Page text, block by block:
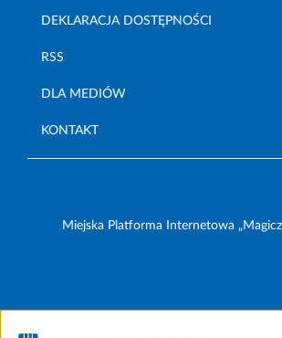
DEKLARACJA DOSTĘPNOŚCI
RSS
DLA MEDIÓW
KONTAKT
Miejska Platforma Internetowa